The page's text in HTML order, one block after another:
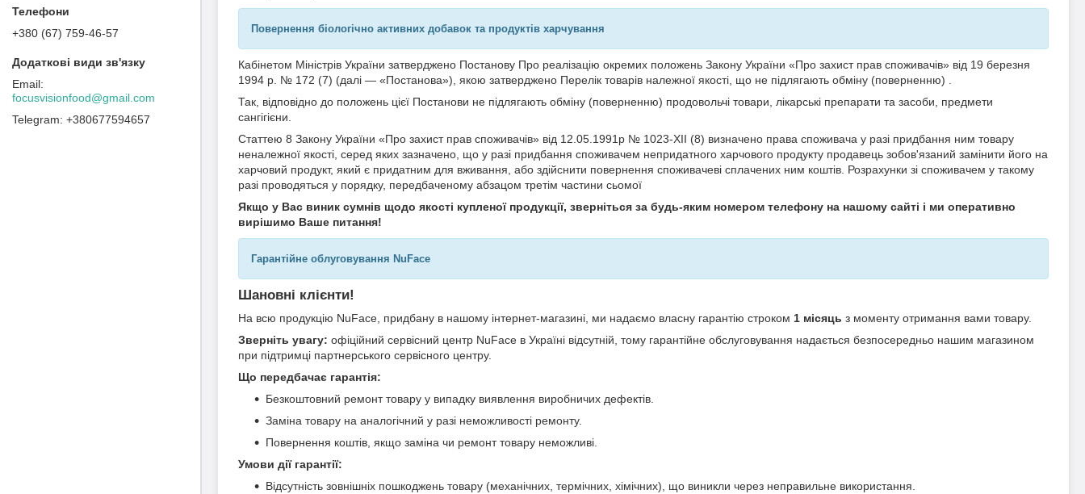
Повернення біологічно активних добавок та продуктів харчування
Кабінетом Міністрів України затверджено Постанову Про реалізацію окремих положень Закону України «Про захист прав споживачів» від 19 березня
1994 р. № 172 (7) (далі — «Постанова»), якою затверджено Перелік товарів належної якості, що не підлягають обміну (поверненню) .
Так, відповідно до положень цієї Постанови не підлягають обміну (поверненню) продовольчі товари, лікарські препарати та засоби, предмети
сангігієни.
Статтею 8 Закону України «Про захист прав споживачів» від 12.05.1991р № 1023-XII (8) визначено права споживача у разі придбання ним товару
неналежної якості, серед яких зазначено, що у разі придбання споживачем непридатного харчового продукту продавець зобов'язаний замінити його на
харчовий продукт, який є придатним для вживання, або здійснити повернення споживачеві сплачених ним коштів. Розрахунки зі споживачем у такому
разі проводяться у порядку, передбаченому абзацом третім частини сьомої
Якщо у Вас виник сумнів щодо якості купленої продукції, зверніться за будь-яким номером телефону на нашому сайті і ми оперативно
вирішимо Ваше питання!
Гарантійне облуговування NuFace
Шановні клієнти!
На всю продукцію NuFace, придбану в нашому інтернет-магазині, ми надаємо власну гарантію строком 1 місяць з моменту отримання вами товару.
Зверніть увагу: офіційний сервісний центр NuFace в Україні відсутній, тому гарантійне обслуговування надається безпосередньо нашим магазином
при підтримці партнерського сервісного центру.
Що передбачає гарантія:
Безкоштовний ремонт товару у випадку виявлення виробничих дефектів.
Заміна товару на аналогічний у разі неможливості ремонту.
Повернення коштів, якщо заміна чи ремонт товару неможливі.
Умови дії гарантії:
Відсутність зовнішніх пошкоджень товару (механічних, термічних, хімічних), що виникли через неправильне використання.
+380 (67) 759-46-57
focusvisionfood@gmail.com
+380677594657